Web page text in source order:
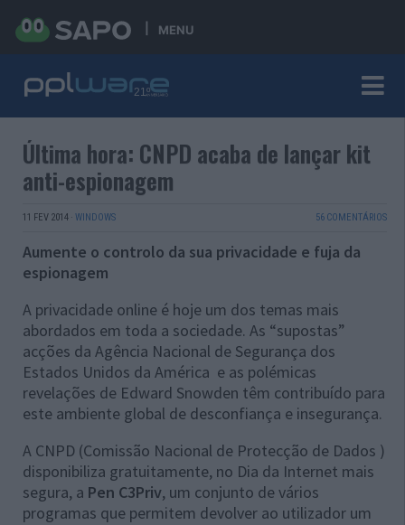
MENU
Última hora: CNPD acaba de lançar kit
anti-espionagem
11 FEV 2014 · WINDOWS 56 COMENTÁRIOS
Aumente o controlo da sua privacidade e fuja da
espionagem
A privacidade online é hoje um dos temas mais
abordados em toda a sociedade. As “supostas”
acções da Agência Nacional de Segurança dos
Estados Unidos da América e as polémicas
revelações de Edward Snowden têm contribuído para
este ambiente global de desconfiança e insegurança.
A CNPD (Comissão Nacional de Protecção de Dados )
disponibiliza gratuitamente, no Dia da Internet mais
segura, a Pen C3Priv, um conjunto de vários
programas que permitem devolver ao utilizador um